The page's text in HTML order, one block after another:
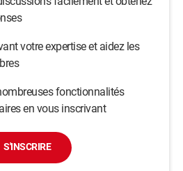
votre expertise et aidez les
fonctionnalités
en vous inscrivant
S'INSCRIRE